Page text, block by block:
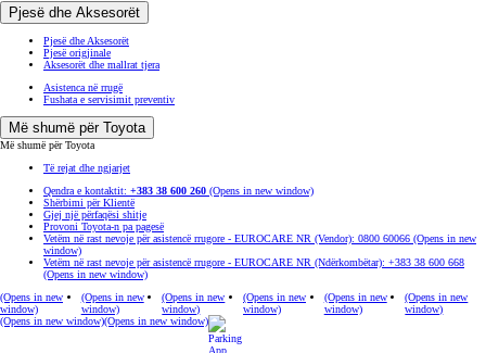
Pjesë dhe Aksesorët
Pjesë dhe Aksesorët
Pjesë origjinale
Aksesorët dhe mallrat tjera
Asistenca në rrugë
Fushata e servisimit preventiv
Më shumë për Toyota
Më shumë për Toyota
Të rejat dhe ngjarjet
Qendra e kontaktit: +383 38 600 260 (Opens in new window)
Shërbimi për Klientë
Gjej një përfaqësi shitje
Provoni Toyota-n pa pagesë
Vetëm në rast nevoje për asistencë rrugore - EUROCARE NR (Vendor): 0800 60066 (Opens in new
window)
Vetëm në rast nevoje për asistencë rrugore - EUROCARE NR (Ndërkombëtar): +383 38 600 668
(Opens in new window)
(Opens in new
window)
(Opens in new
window)
(Opens in new
window)
(Opens in new
window)
(Opens in new
window)
(Opens in new
window)
(Opens in new window)(Opens in new window)